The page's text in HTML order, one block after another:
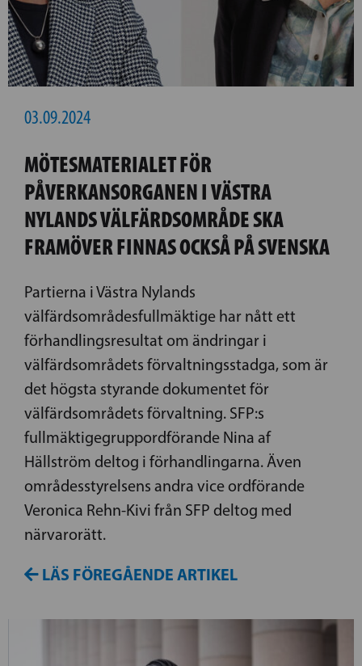
03.09.2024
MÖTESMATERIALET FÖR
PÅVERKANSORGANEN I VÄSTRA
NYLANDS VÄLFÄRDSOMRÅDE SKA
FRAMÖVER FINNAS OCKSÅ PÅ SVENSKA
Partierna i Västra Nylands
välfärdsområdesfullmäktige har nått ett
förhandlingsresultat om ändringar i
välfärdsområdets förvaltningsstadga, som är
det högsta styrande dokumentet för
välfärdsområdets förvaltning. SFP:s
fullmäktigegruppordförande Nina af
Hällström deltog i förhandlingarna. Även
områdesstyrelsens andra vice ordförande
Veronica Rehn-Kivi från SFP deltog med
närvarorätt.
LÄS FÖREGÅENDE ARTIKEL